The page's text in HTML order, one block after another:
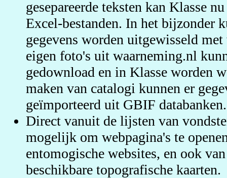
gesepareerde teksten kan Klasse
Excel-bestanden. In het bijzonder
gegevens worden uitgewisseld
eigen foto's uit waarneming.nl
gedownload en in Klasse worden
maken van catalogi kunnen er
geïmporteerd uit GBIF databanken.
Direct vanuit de lijsten van
mogelijk om webpagina's te
entomogische websites, en ook
beschikbare topografische kaarten.